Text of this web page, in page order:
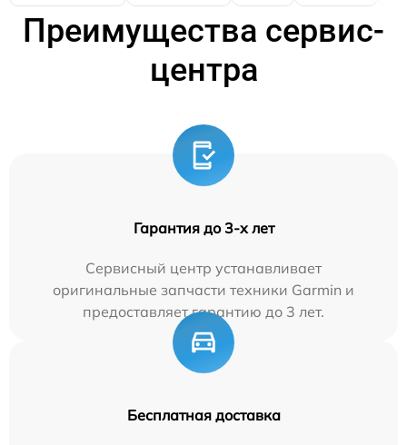
Преимущества сервис-
центра
Гарантия до 3-х лет
Сервисный центр устанавливает
оригинальные запчасти техники Garmin и
предоставляет гарантию до 3 лет.
Бесплатная доставка